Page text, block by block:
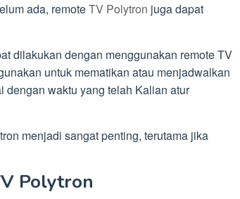
ada, remoteTV Polytron juga dapat
dilakukan dengan menggunakan remote TV
untuk mematikan atau menjadwalkan
dengan waktu yang telah Kalian atur
menjadi sangat penting, terutama jika
Polytron